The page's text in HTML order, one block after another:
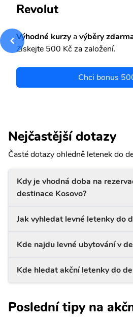
Revolut
Výhodné kurzyavýběry
Získejte 500 Kč za založení.
Chci bonus
Nejčastější dotazy
Časté dotazy ohledně letenek do
Kdy je vhodná doba na
destinace Kosovo?
Jak vyhledat levné letenky do
Kde najdu levné ubytování v
Kde hledat akční letenky do
Poslední tipy na